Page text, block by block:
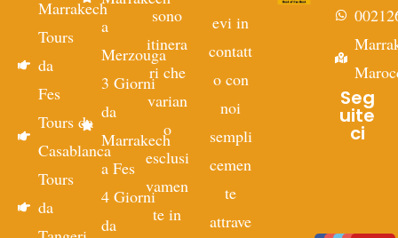
Marrakech
Tours
da
Fes
Tours da
Casablanca
Tours
da
a
Merzouga
3 Giorni
da
Marrakech
a Fes
4 Giorni
da
sono
itinera
ri che
varian
o
esclusi
vamen
te in
evi in
contatt
o con
noi
sempli
cemen
te
attrave
Seg
uite
ci